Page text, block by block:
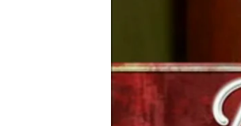
10 de
Programa